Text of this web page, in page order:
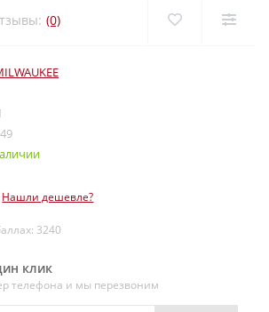
(0)
49
Нашли дешевле?
3240
клик
телефона и мы перезвоним